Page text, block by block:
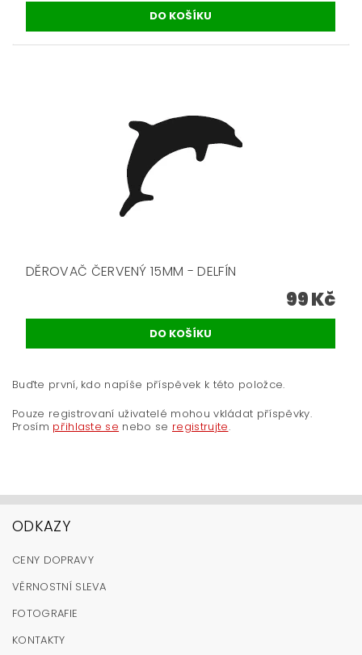
DĚROVAČ ČERVENÝ 15MM - DELFÍN
99 Kč
Buďte první, kdo napíše příspěvek k této položce.
Pouze registrovaní uživatelé mohou vkládat příspěvky.
Prosím přihlaste se nebo se registrujte.
ODKAZY
CENY DOPRAVY
VĚRNOSTNÍ SLEVA
FOTOGRAFIE
KONTAKTY